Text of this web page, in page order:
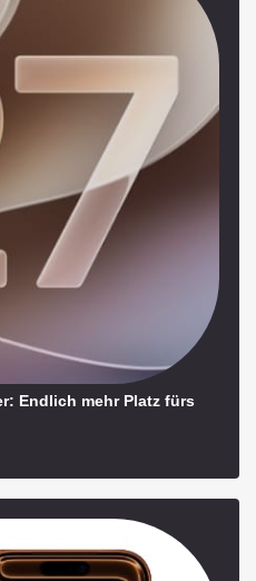
Endlich mehr Platz fürs